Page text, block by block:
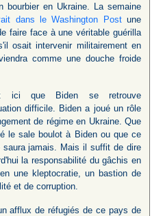
bourbier en Ukraine. La semaine
dans le Washington Postune
faire face à une véritable guérilla
osait intervenir militairement en
comme une douche froide
ici que Biden se retrouve
difficile. Biden a joué un rôle
de régime en Ukraine. Que
le sale boulot à Biden ou que ce
saura jamais. Mais il suffit de dire
la responsabilité du gâchis en
une kleptocratie, un bastion de
et de corruption.
afflux de réfugiés de ce pays de